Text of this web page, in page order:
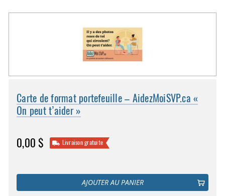
Carte de format portefeuille – AidezMoiSVP.ca «
On peut t’aider »
0,00 $ Livraison gratuite
AJOUTER AU PANIER